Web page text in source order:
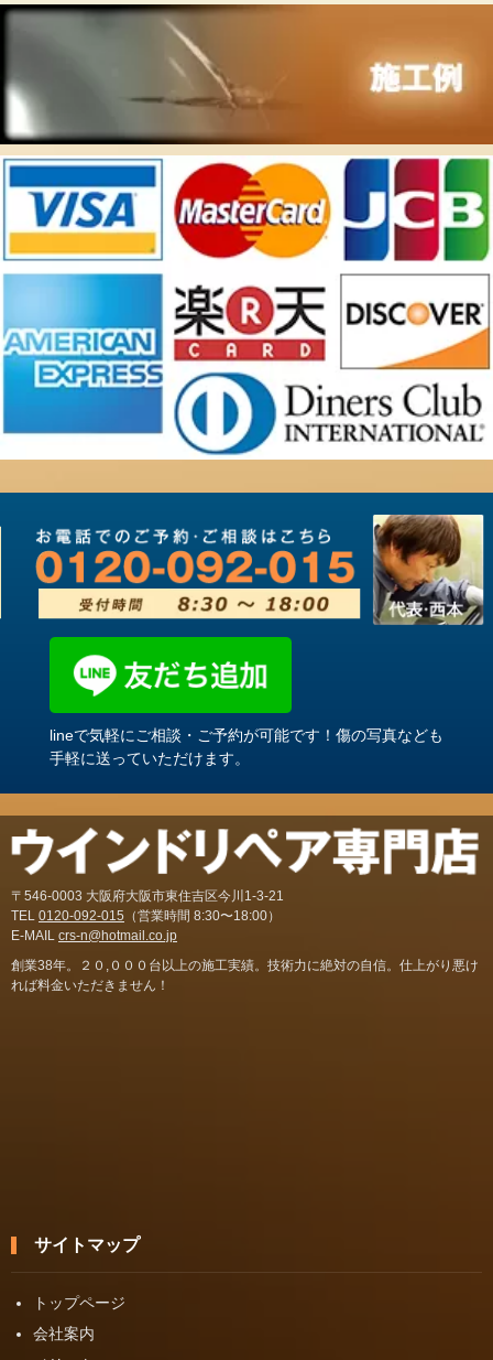
lineで気軽にご相談・ご予約が可能です！傷の写真なども
手軽に送っていただけます。
〒546-0003 大阪府大阪市東住吉区今川1-3-21
TEL 0120-092-015 （営業時間 8:30〜18:00）
E-MAIL crs-n@hotmail.co.jp
創業38年。２０,０００台以上の施工実績。技術力に絶対の自信。仕上がり悪け
れば料金いただきません！
サイトマップ
トップページ
会社案内